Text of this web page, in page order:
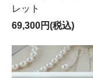
レット
69,300円(税込)